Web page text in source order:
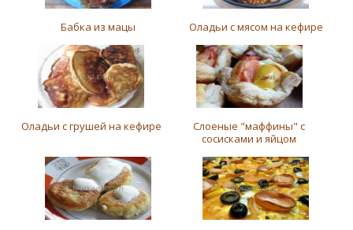
Бабка из мацы Оладьи с мясом на кефире
Оладьи с грушей на кефире
Слоеные "маффины" с
сосисками и яйцом